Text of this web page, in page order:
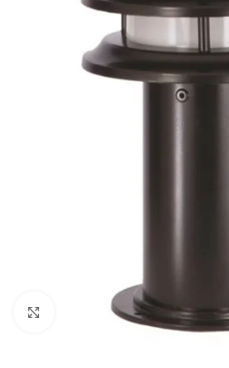
Büyütmek için tıklayın